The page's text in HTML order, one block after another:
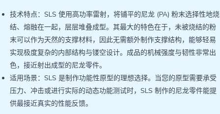
技术特点：SLS 使用高功率雷射，将铺平的尼龙 (PA) 粉末选择性地烧
结、熔融在一起，层层堆叠成型。其最大的特色在于，未被烧结的粉
末可以作为天然的支撑材料，因此无需额外制作支撑结构，能够轻易
实现极度复杂的内部结构与镂空设计。成品的机械强度与韧性非常出
色，接近射出成型的尼龙零件。
适用场景：SLS 是制作功能性原型的理想选择。当您的原型需要承受
压力、冲击或进行实际的动态功能测试时，SLS 制作的尼龙零件能提
供最接近真实的性能反馈。